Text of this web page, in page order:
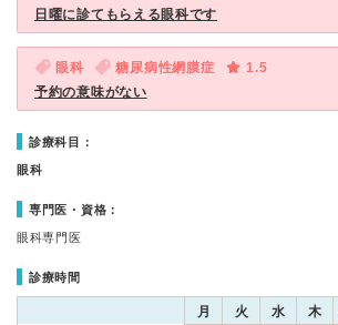
日曜に診てもらえる眼科です
眼科 糖尿病性網膜症
1.5
予約の意味がない
診療科目：
眼科
専門医・資格：
眼科専門医
診療時間
月 火 水 木